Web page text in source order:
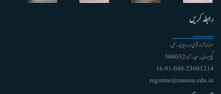
رابطہ کریں
مولانا آزاد قومی اردو یونیورسٹی ،
گچیبوولی۔ حیدرآباد 500032
91-040-23001214 - 16
registrar@manuu.edu.in